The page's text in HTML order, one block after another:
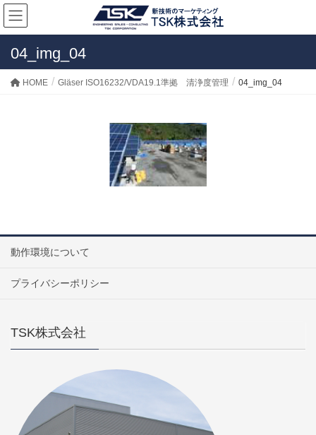
04_img_04
HOME Gläser ISO16232/VDA19.1準拠 清浄度管理 04_img_04
動作環境について
プライバシーポリシー
TSK株式会社